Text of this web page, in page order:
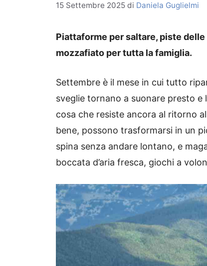
15 Settembre 2025 di Daniela Guglielmi
Piattaforme per saltare, piste
mozzafiato per tutta la famiglia.
Settembre è il mese in cui tutto
sveglie tornano a suonare presto e
cosa che resiste ancora al ritorno
bene, possono trasformarsi in un
spina senza andare lontano, e
boccata d’aria fresca, giochi a